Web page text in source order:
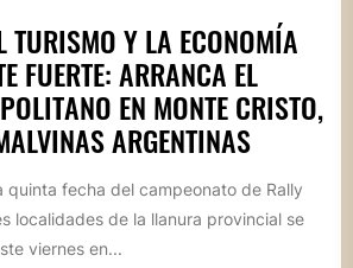
TURISMO Y LA ECONOMÍA
FUERTE: ARRANCA EL
EN MONTE CRISTO,
ARGENTINAS
quinta fecha del campeonato de Rally
localidades de la llanura provincial se
viernes en...